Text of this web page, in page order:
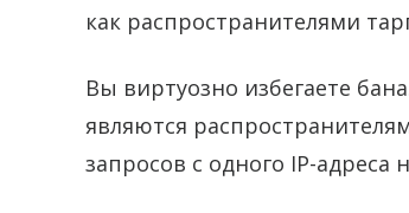
как распространителями
Вы виртуозно избегаете
являются
запросов с одного IP-адреса